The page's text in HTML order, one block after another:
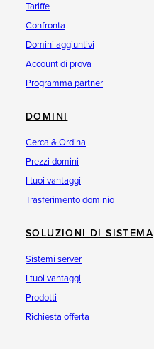
Tariffe
Confronta
Domini aggiuntivi
Account di prova
Programma partner
DOMINI
Cerca & Ordina
Prezzi domini
I tuoi vantaggi
Trasferimento dominio
SOLUZIONI DI SISTEMA
Sistemi server
I tuoi vantaggi
Prodotti
Richiesta offerta